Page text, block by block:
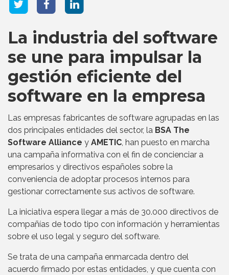
La industria del software
se une para impulsar la
gestión eficiente del
software en la empresa
Las empresas fabricantes de software agrupadas en las
dos principales entidades del sector, la BSA The
Software Alliance y AMETIC, han puesto en marcha
una campaña informativa con el fin de concienciar a
empresarios y directivos españoles sobre la
conveniencia de adoptar procesos internos para
gestionar correctamente sus activos de software.
La iniciativa espera llegar a más de 30.000 directivos de
compañías de todo tipo con información y herramientas
sobre el uso legal y seguro del software.
Se trata de una campaña enmarcada dentro del
acuerdo firmado por estas entidades, y que cuenta con